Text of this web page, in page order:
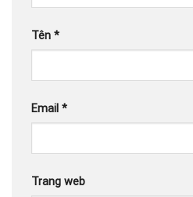
Tên *
Email *
Trang web